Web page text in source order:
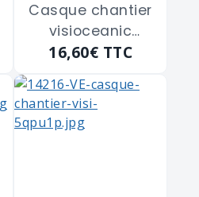
Casque chantier
visioceanic
orange SOFOP
16,60€ TTC